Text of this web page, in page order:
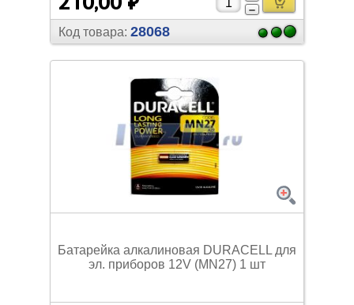
Код товара: 28068
Батарейка алкалиновая DURACELL для
эл. приборов 12V (MN27) 1 шт